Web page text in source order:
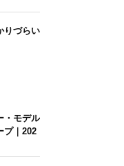
りづらい
・モデル
プ｜202